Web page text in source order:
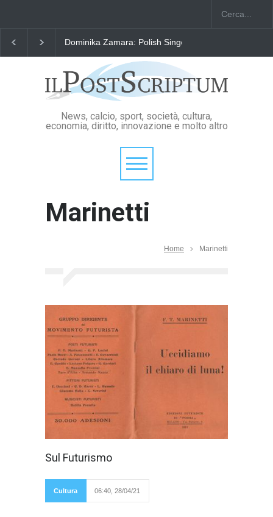
Dominika Zamara: Polish Singers' Alliance ofAmerica
News, calcio, sport, società, cultura,
economia, diritto, innovazione e molto altro
Marinetti
Home Marinetti
Sul Futurismo
Cultura 06:40, 28/04/21